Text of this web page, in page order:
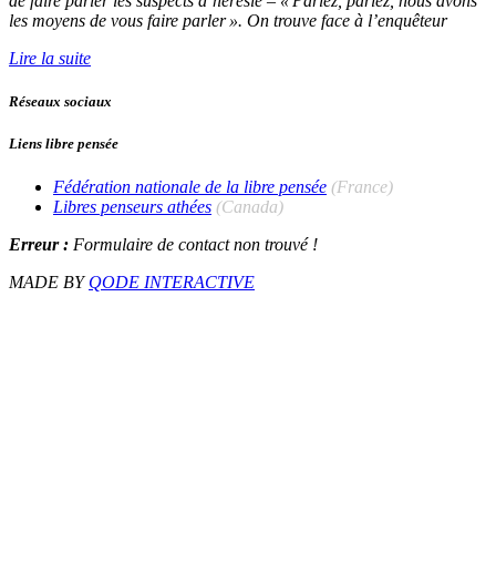
les moyens de vous faire parler ». On trouve face à l’enquêteur
Lire la suite
Réseaux sociaux
Liens libre pensée
Fédération nationale de la libre pensée (France)
Libres penseurs athées (Canada)
Erreur : Formulaire de contact non trouvé !
MADE BYQODE INTERACTIVE